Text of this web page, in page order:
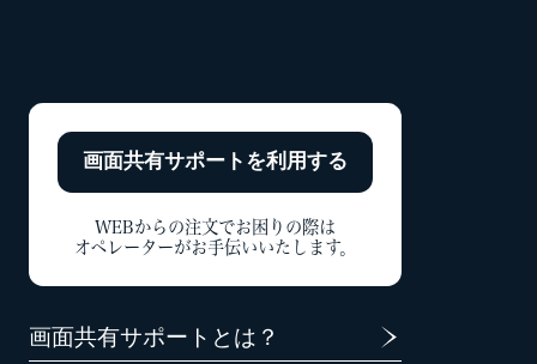
画面共有サポートを利用する
WEBからの注文でお困りの際は
オペレーターがお手伝いいたします。
画面共有サポートとは？